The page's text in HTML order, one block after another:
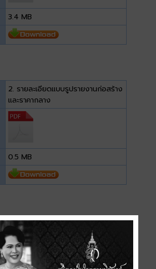
3.4 MB
2. รายละเอียดแบบรูปรายงานก่อสร้าง
และราคากลาง
0.5 MB
3. รายละเอียดประกอบแผนการ
ก่อสร้าง